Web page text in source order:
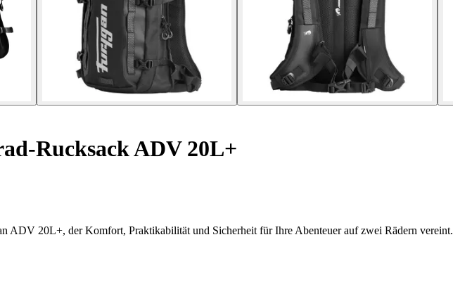
Rucksack ADV 20L+
ADV 20L+, der Komfort, Praktikabilität und Sicherheit für Ihre Abenteuer auf zwei Rädern vereint.